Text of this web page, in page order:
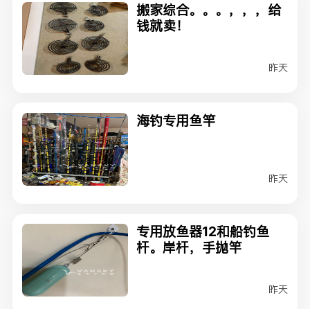
搬家综合。。。，，，给
钱就卖！
昨天
海钓专用鱼竿
昨天
专用放鱼器12和船钓鱼
杆。岸杆，手抛竿
昨天